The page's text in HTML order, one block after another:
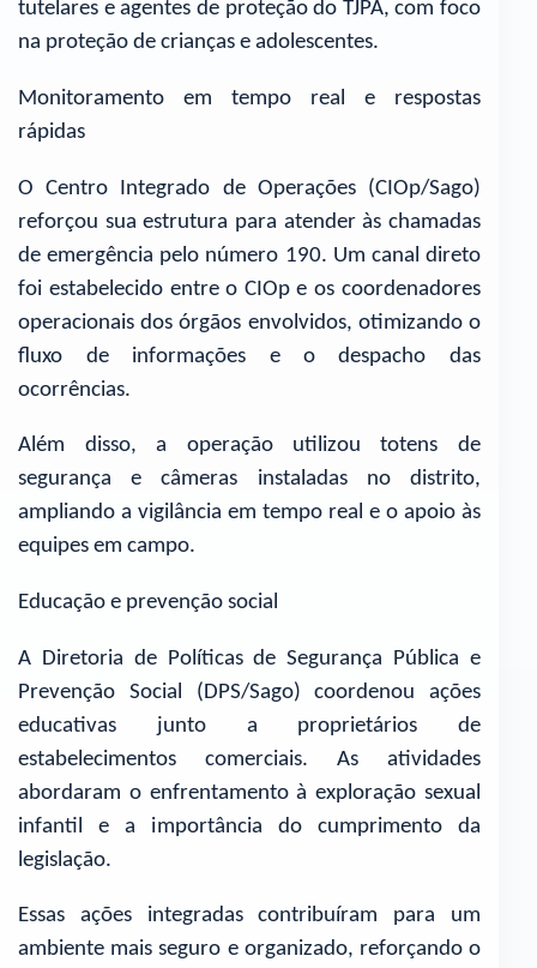
tutelares e agentes de proteção do TJPA, com foco
na proteção de crianças e adolescentes.
Monitoramento em tempo real e respostas
rápidas
O Centro Integrado de Operações (CIOp/Sago)
reforçou sua estrutura para atender às chamadas
de emergência pelo número 190. Um canal direto
foi estabelecido entre o CIOp e os coordenadores
operacionais dos órgãos envolvidos, otimizando o
fluxo de informações e o despacho das
ocorrências.
Além disso, a operação utilizou totens de
segurança e câmeras instaladas no distrito,
ampliando a vigilância em tempo real e o apoio às
equipes em campo.
Educação e prevenção social
A Diretoria de Políticas de Segurança Pública e
Prevenção Social (DPS/Sago) coordenou ações
educativas junto a proprietários de
estabelecimentos comerciais. As atividades
abordaram o enfrentamento à exploração sexual
infantil e a importância do cumprimento da
legislação.
Essas ações integradas contribuíram para um
ambiente mais seguro e organizado, reforçando o